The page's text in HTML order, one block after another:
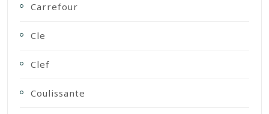
Carrefour
Cle
Clef
Coulissante